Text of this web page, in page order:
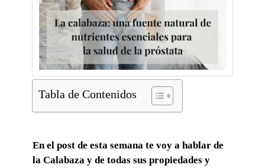
Tabla de Contenidos
En el post de esta semana te voy a hablar de
la Calabaza y de todas sus propiedades y